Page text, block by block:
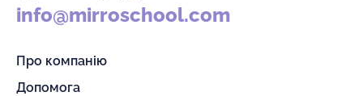
info@mirroschool.com
Про компанію
Допомога